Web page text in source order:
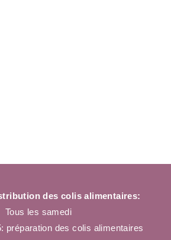
des colis alimentaires:
Tous les samedi
préparation des colis alimentaires